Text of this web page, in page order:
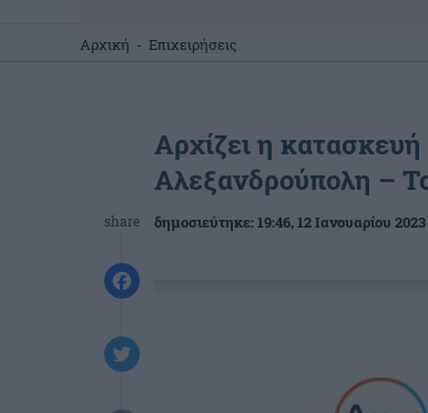
Αρχική - Επιχειρήσεις
share
Αρχίζει η
Αλεξανδρούπολη –
δημοσιεύτηκε:19:46, 12 Ιανουαρίου 2023